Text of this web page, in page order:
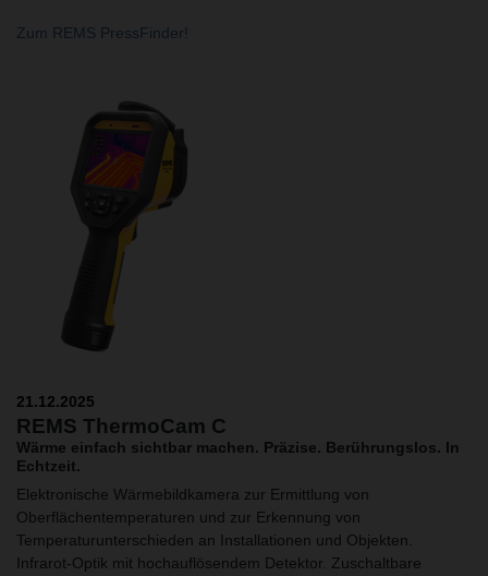
Zum REMS PressFinder!
21.12.2025
REMS ThermoCam C
Wärme einfach sichtbar machen. Präzise. Berührungslos. In
Echtzeit.
Elektronische Wärmebildkamera zur Ermittlung von
Oberflächentemperaturen und zur Erkennung von
Temperaturunterschieden an Installationen und Objekten.
Infrarot-Optik mit hochauflösendem Detektor. Zuschaltbare